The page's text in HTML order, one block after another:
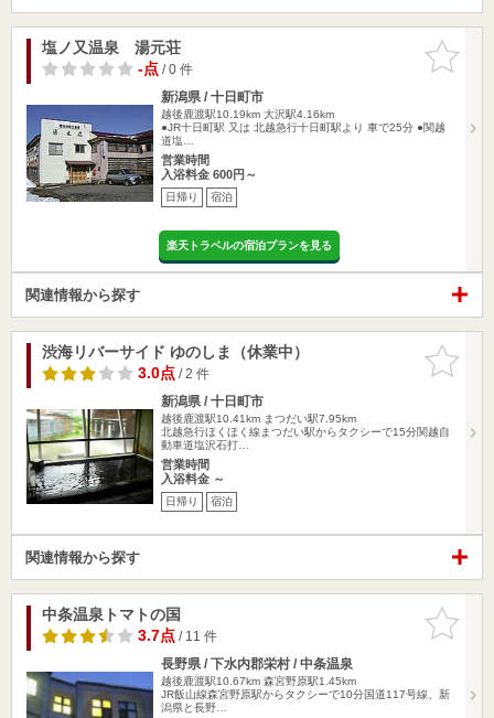
お気に入
りに追加
塩ノ又温泉 湯元荘
-点/ 0 件
新潟県 / 十日町市
越後鹿渡駅10.19km 大沢駅4.16km
●JR十日町駅 又は 北越急行十日町駅より 車で25分 ●関越
道塩…
営業時間
入浴料金 600円～
日帰り 宿泊
楽天トラベルの宿泊プランを見る
関連情報から探す
お気に入
りに追加
渋海リバーサイド ゆのしま（休業中）
3.0点/ 2 件
新潟県 / 十日町市
越後鹿渡駅10.41km まつだい駅7.95km
北越急行ほくほく線まつだい駅からタクシーで15分関越自
動車道塩沢石打…
営業時間
入浴料金 ～
日帰り 宿泊
関連情報から探す
お気に入
りに追加
中条温泉トマトの国
3.7点/ 11 件
長野県 / 下水内郡栄村 / 中条温泉
越後鹿渡駅10.67km 森宮野原駅1.45km
JR飯山線森宮野原駅からタクシーで10分国道117号線、新
潟県と長野…